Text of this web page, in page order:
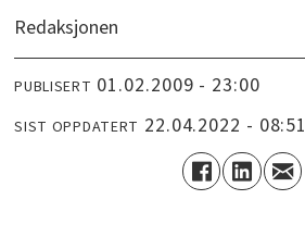
Redaksjonen
PUBLISERT 01.02.2009 - 23:00
SIST OPPDATERT 22.04.2022 - 08:51